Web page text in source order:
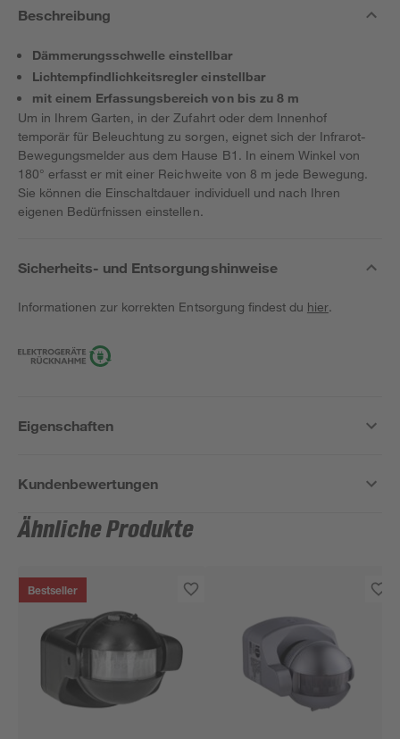
Beschreibung
Dämmerungsschwelle einstellbar
Lichtempfindlichkeitsregler einstellbar
mit einem Erfassungsbereich von bis zu 8 m
Um in Ihrem Garten, in der Zufahrt oder dem Innenhof
temporär für Beleuchtung zu sorgen, eignet sich der Infrarot-
Bewegungsmelder aus dem Hause B1. In einem Winkel von
180° erfasst er mit einer Reichweite von 8 m jede Bewegung.
Sie können die Einschaltdauer individuell und nach Ihren
eigenen Bedürfnissen einstellen.
Sicherheits- und Entsorgungshinweise
Informationen zur korrekten Entsorgung findest du hier.
Eigenschaften
Kundenbewertungen
Ähnliche Produkte
Bestseller